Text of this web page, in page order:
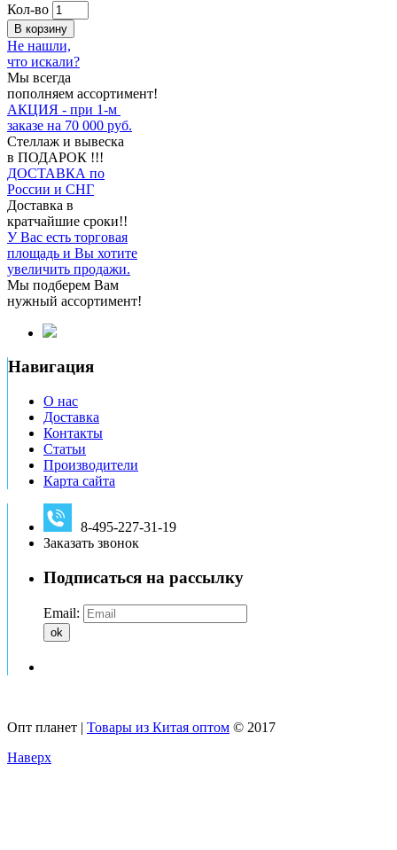
Кол-во
В корзину
Не нашли,
что искали?
Мы всегда
пополняем ассортимент!
АКЦИЯ - при 1-м
заказе на 70 000 руб.
Стеллаж и вывеска
в ПОДАРОК !!!
ДОСТАВКА по
России и СНГ
Доставка в
кратчайшие сроки!!
У Вас есть торговая
площадь и Вы хотите
увеличить продажи.
Мы подберем Вам
нужный ассортимент!
Навигация
О нас
Доставка
Контакты
Статьи
Производители
Карта сайта
8-495-227-31-19
Заказать звонок
Подписаться на рассылку
Email:
ok
Опт планет | Товары из Китая оптом © 2017
Наверх